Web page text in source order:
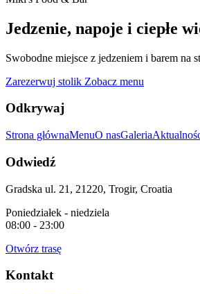
Jedzenie, napoje i ciepłe
Swobodne miejsce z jedzeniem i barem na
Zarezerwuj stolik Zobacz menu
Odkrywaj
Strona głównaMenuO nasGaleria
Odwiedź
Gradska ul. 21, 21220, Trogir, Croatia
Poniedziałek - niedziela
08:00 - 23:00
Otwórz trasę
Kontakt